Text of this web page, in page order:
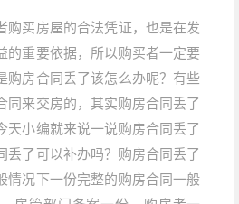
购买房屋的合法凭证，也是在发
的重要依据，所以购买者一定要
购房合同丢了该怎么办呢？有些
同来交房的，其实购房合同丢了
天小编就来说一说购房合同丢了
丢了可以补办吗？购房合同丢了
情况下一份完整的购房合同一般